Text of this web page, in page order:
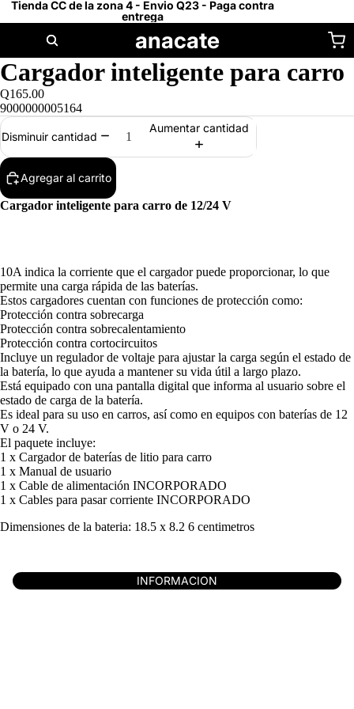
Tienda CC de la zona 4 - Envio Q23 - Paga contra
entrega
anacate
Cargador inteligente para carro
Q165.00
9000000005164
Disminuir cantidad
Aumentar cantidad
Agregar al carrito
Cargador inteligente para carro de 12/24 V
10A indica la corriente que el cargador puede proporcionar, lo que
permite una carga rápida de las baterías.
Estos cargadores cuentan con funciones de protección como:
Protección contra sobrecarga
Protección contra sobrecalentamiento
Protección contra cortocircuitos
Incluye un regulador de voltaje para ajustar la carga según el estado de
la batería, lo que ayuda a mantener su vida útil a largo plazo.
Está equipado con una pantalla digital que informa al usuario sobre el
estado de carga de la batería.
Es ideal para su uso en carros, así como en equipos con baterías de 12
V o 24 V.
El paquete incluye:
1 x Cargador de baterías de litio para carro
1 x Manual de usuario
1 x Cable de alimentación INCORPORADO
1 x Cables para pasar corriente INCORPORADO
Dimensiones de la bateria: 18.5 x 8.2 6 centimetros
INFORMACION